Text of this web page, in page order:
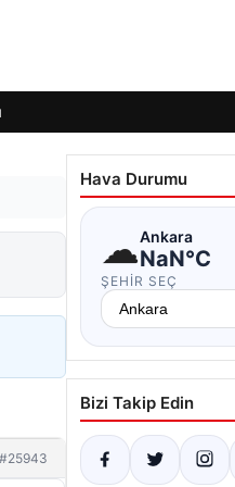
#25943
Hava Durumu
☁Ankara
NaN°C
ŞEHIR SEÇ
Bizi Takip Edin